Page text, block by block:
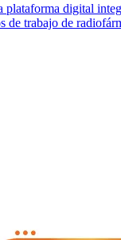
digital
de trabajo de